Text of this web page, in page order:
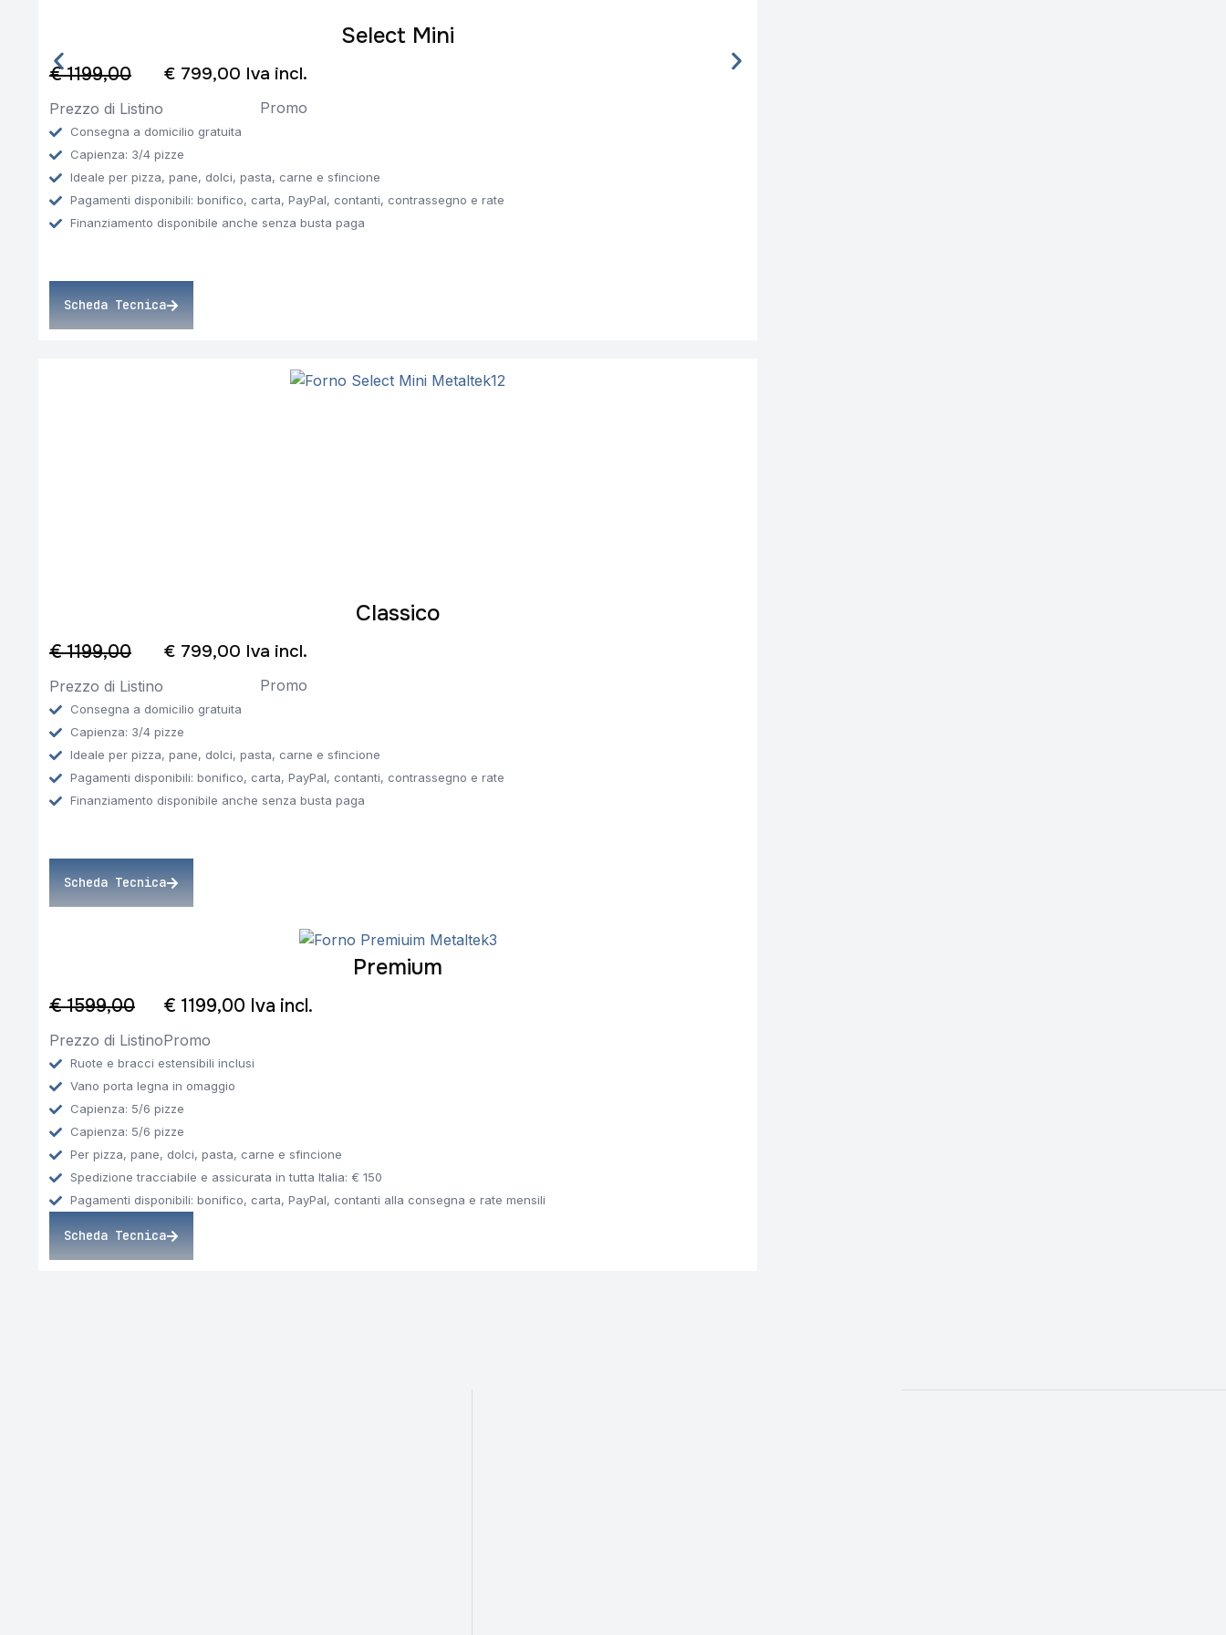
Select Mini
€ 1199,00
Prezzo di Listino
€ 799,00 Iva incl.
Promo
Consegna a domicilio gratuita
Capienza: 3/4 pizze
Ideale per pizza, pane, dolci, pasta, carne e sfincione
Pagamenti disponibili: bonifico, carta, PayPal, contanti, contrassegno e rate
Finanziamento disponibile anche senza busta paga
Scheda Tecnica
Classico
€ 1199,00
Prezzo di Listino
€ 799,00 Iva incl.
Promo
Consegna a domicilio gratuita
Capienza: 3/4 pizze
Ideale per pizza, pane, dolci, pasta, carne e sfincione
Pagamenti disponibili: bonifico, carta, PayPal, contanti, contrassegno e rate
Finanziamento disponibile anche senza busta paga
Scheda Tecnica
Premium
€ 1599,00
Prezzo di Listino
€ 1199,00 Iva incl.
Promo
Ruote e bracci estensibili inclusi
Vano porta legna in omaggio
Capienza: 5/6 pizze
Capienza: 5/6 pizze
Per pizza, pane, dolci, pasta, carne e sfincione
Spedizione tracciabile e assicurata in tutta Italia: € 150
Pagamenti disponibili: bonifico, carta, PayPal, contanti alla consegna e rate mensili
Scheda Tecnica